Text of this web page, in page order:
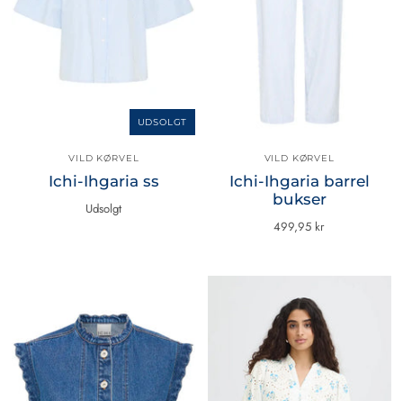
UDSOLGT
VILD KØRVEL
Ichi-Ihgaria ss
Udsolgt
VILD KØRVEL
Ichi-Ihgaria barrel
bukser
499,95 kr